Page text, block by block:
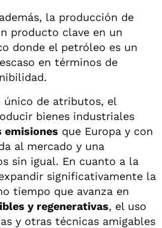
la producción de
producto clave en un
donde el petróleo es un
en términos de
único de atributos, el
bienes industriales
emisiones que Europa y con
al mercado y una
sin igual. En cuanto a la
significativamente la
tiempo que avanza en
y regenerativas, el uso
y otras técnicas amigables